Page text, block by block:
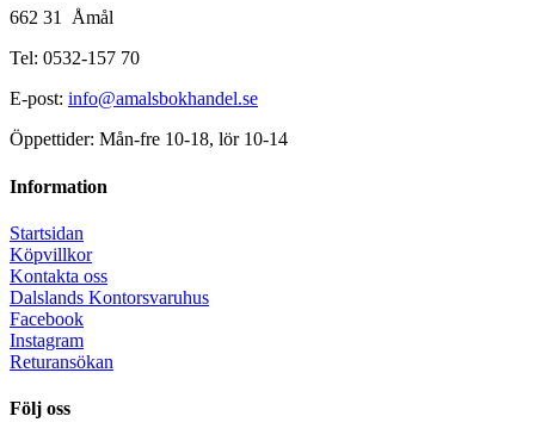
662 31 Åmål
Tel: 0532-157 70
E-post: info@amalsbokhandel.se
Öppettider: Mån-fre 10-18, lör 10-14
Information
Startsidan
Köpvillkor
Kontakta oss
Dalslands Kontorsvaruhus
Facebook
Instagram
Returansökan
Följ oss